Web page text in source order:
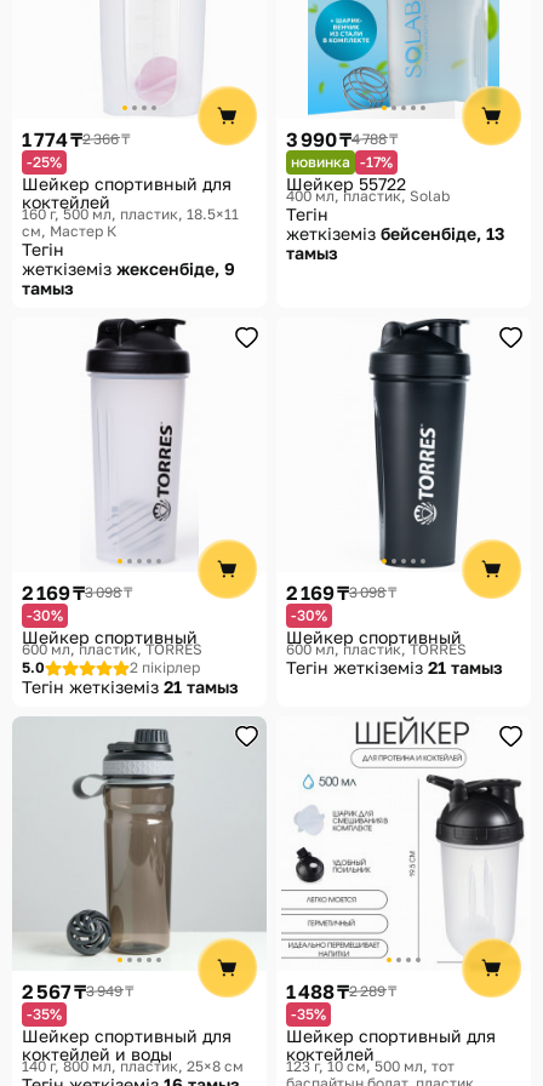
1 774 ₸2 366 ₸
-25%
Шейкер спортивный для
коктейлей
160 г, 500 мл, пластик, 18.5×11
см Мастер К
Тегін
жеткіземіз жексенбіде, 9
тамыз
3 990 ₸4 788 ₸
новинка -17%
Шейкер 55722
400 мл, пластик Solab
Тегін
жеткіземіз бейсенбіде, 13
тамыз
2 169 ₸3 098 ₸
-30%
Шейкер спортивный
600 мл, пластик TORRES
5.0
2 пікірлер
Тегін жеткіземіз 21 тамыз
2 169 ₸3 098 ₸
-30%
Шейкер спортивный
600 мл, пластик TORRES
Тегін жеткіземіз 21 тамыз
2 567 ₸3 949 ₸
-35%
Шейкер спортивный для
коктейлей и воды
140 г, 800 мл, пластик, 25×8 см
1 488 ₸2 289 ₸
-35%
Шейкер спортивный для
коктейлей
123 г, 10 см, 500 мл, тот